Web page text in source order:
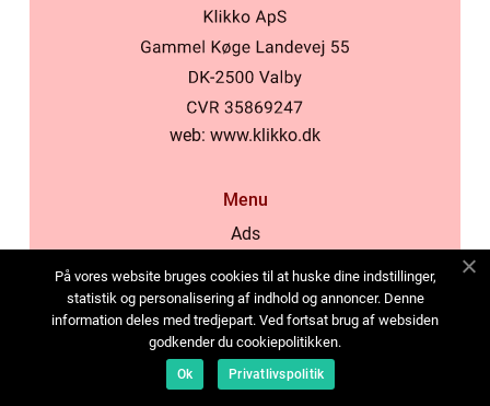
web: www.klikko.dk
Menu
Ads
Cookies
Contact
Sitemap
På vores website bruges cookies til at huske dine indstillinger,
statistik og personalisering af indhold og annoncer. Denne
information deles med tredjepart. Ved fortsat brug af websiden
godkender du cookiepolitikken.
Ok Privatlivspolitik